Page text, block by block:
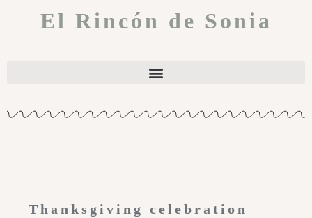
El Rincón de Sonia
Thanksgiving celebration